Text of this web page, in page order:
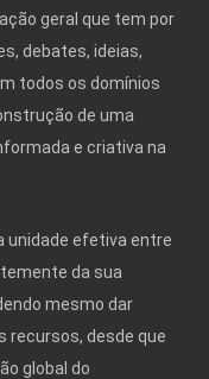
geral que tem por
debates, ideias,
todos os domínios
de uma
e criativa na
unidade efetiva entre
da sua
mesmo dar
recursos, desde que
global do